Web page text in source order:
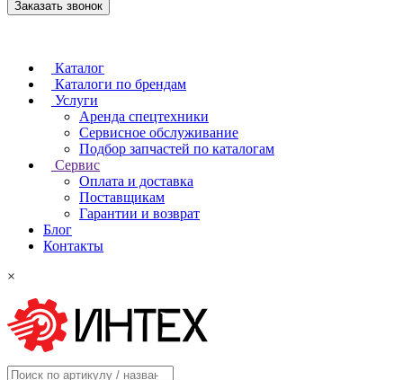
Заказать звонок
Каталог
Каталоги по брендам
Услуги
Аренда спецтехники
Сервисное обслуживание
Подбор запчастей по каталогам
Сервис
Оплата и доставка
Поставщикам
Гарантии и возврат
Блог
Контакты
×